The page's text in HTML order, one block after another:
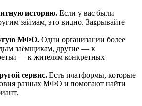
историю. Если у вас были
займам, это видно. Закрывайте
МФО. Одни организации более
заёмщикам, другие — к
— к жителям конкретных
сервис. Есть платформы, которые
разных МФО и помогают найти